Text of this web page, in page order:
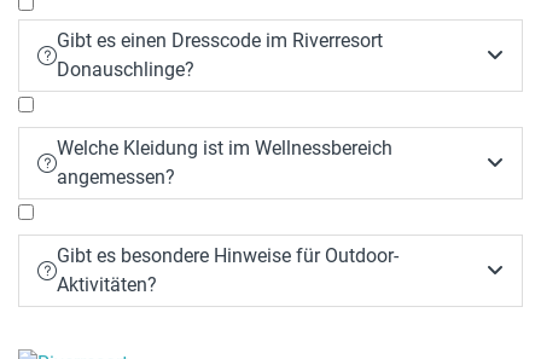

Gibt es einen Dresscode im Riverresort
Donauschlinge?


Welche Kleidung ist im Wellnessbereich
angemessen?


Gibt es besondere Hinweise für Outdoor-
Aktivitäten?
